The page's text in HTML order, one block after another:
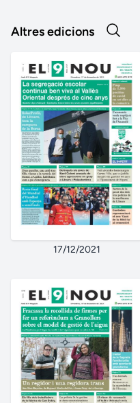
Altres edicions
17/12/2021